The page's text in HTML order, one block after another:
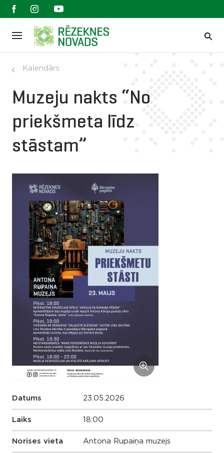
Kalendārs
Muzeju nakts “No
priekšmeta līdz
stāstam”
Datums 23.05.2026
Laiks 18:00
Norises vieta Antona Rupaiņa muzejs